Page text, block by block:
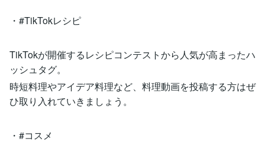
・#TikTokレシピ
TikTokが開催するレシピコンテストから人気が高まったハ
ッシュタグ。
時短料理やアイデア料理など、料理動画を投稿する方はぜ
ひ取り入れていきましょう。
・#コスメ